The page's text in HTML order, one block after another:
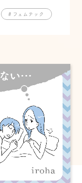
# フェムテック